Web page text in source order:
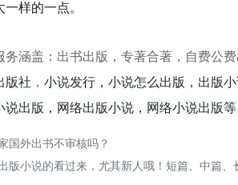
样的一点。
务涵盖：出书出版，专著合著，自费公费
版社 ， 小说发行，小说怎么出版，出版
说出版，网络出版小说，网络小说出版等
国外出书不审核吗？
版小说的看过来，尤其新人哦！短篇、中篇、